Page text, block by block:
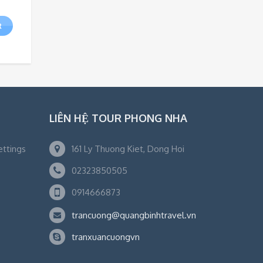
LIÊN HỆ TOUR PHONG NHA
161 Ly Thuong Kiet, Dong Hoi
02323850505
0914666873
trancuong@quangbinhtravel.vn
tranxuancuongvn